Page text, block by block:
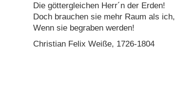
Die göttergleichen Herr´n der Erden!
Doch brauchen sie mehr Raum als ich,
Wenn sie begraben werden!
Christian Felix Weiße, 1726-1804